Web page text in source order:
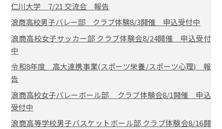
仁川大学 7/21 交流会 報告
浪商高校男子バレー部 クラブ体験8/3開催 申込受付中
浪商高校女子サッカー部 クラブ体験会8/24開催 申込受付
中
令和8年度 高大連携事業(スポーツ栄養/スポーツ心理) 報
告
浪商高校女子バレーボール部 クラブ体験会8/1開催 申込
受付中
浪商高等学校男子バスケットボール部 クラブ体験会8/16開